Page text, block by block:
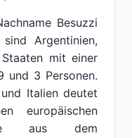
Besuzzi
Argentinien,
mit einer
und 3 Personen.
Italien deutet
europäischen
aus dem